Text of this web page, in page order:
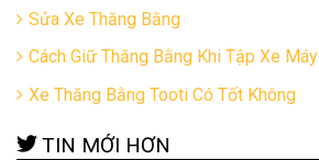
Sửa Xe Thăng Bằng
Cách Giữ Thăng Bằng Khi Tập Xe Máy
Xe Thăng Bằng Tooti Có Tốt Không
TIN MỚI HƠN